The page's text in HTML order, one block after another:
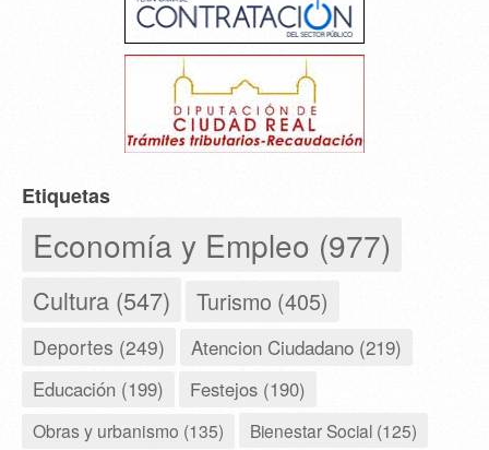
Etiquetas
Economía y Empleo (977)
Cultura (547) Turismo (405)
Deportes (249) Atencion Ciudadano (219)
Educación (199) Festejos (190)
Obras y urbanismo (135) Bienestar Social (125)